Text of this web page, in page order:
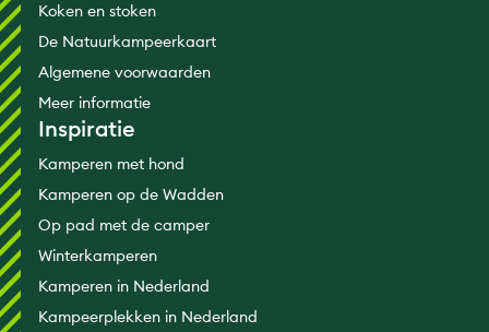
Koken en stoken
De Natuurkampeerkaart
Algemene voorwaarden
Meer informatie
Inspiratie
Kamperen met hond
Kamperen op de Wadden
Op pad met de camper
Winterkamperen
Kamperen in Nederland
Kampeerplekken in Nederland